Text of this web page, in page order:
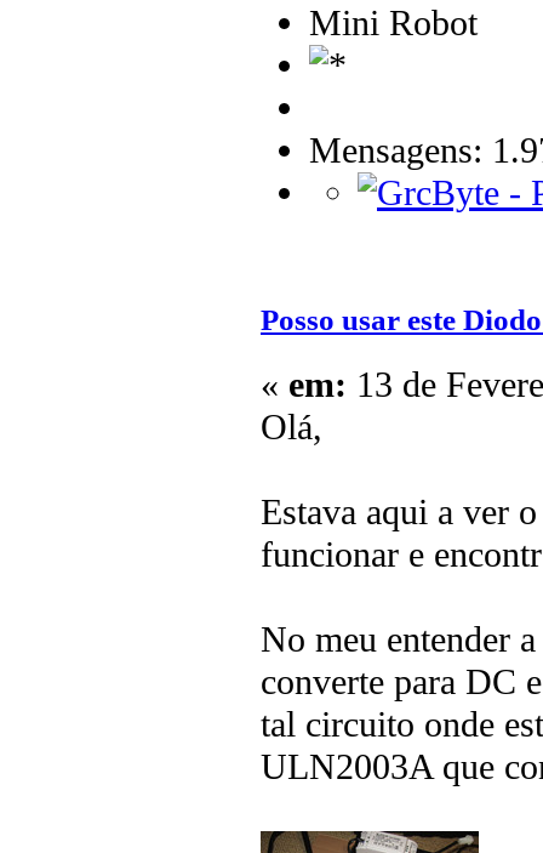
Mini Robot
Mensagens:
Posso usar este
« em: 13 de
Olá,
Estava aqui a ver
funcionar e
No meu entender
converte para DC
tal circuito onde
ULN2003A que